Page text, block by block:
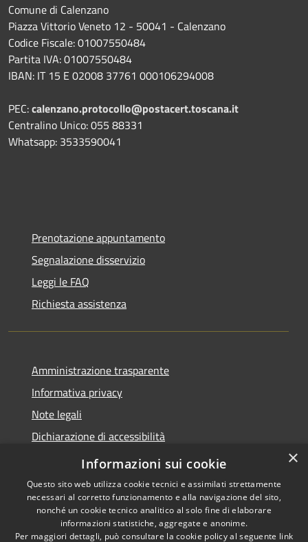
Comune di Calenzano
Piazza Vittorio Veneto 12 - 50041 - Calenzano
Codice Fiscale: 01007550484
Partita IVA: 01007550484
IBAN: IT 15 E 02008 37761 000106294008
PEC:calenzano.protocollo@postacert.toscana.it
Centralino Unico: 055 88331
Whatsapp: 3533590041
Prenotazione appuntamento
Segnalazione disservizio
Leggi le FAQ
Richiesta assistenza
Amministrazione trasparente
Informativa privacy
Note legali
Dichiarazione di accessibilità
Statistiche Web
Copyright © 2026 • Comune di
×
Informazioni sui cookie
Questo sito web utilizza cookie tecnici e assimilati strettamente
necessari al corretto funzionamento e alla navigazione del sito,
nonché un cookie tecnico analitico al solo fine di elaborare
informazioni statistiche, aggregate e anonime.
Per maggiori dettagli, può consultare la cookie policy al seguente link